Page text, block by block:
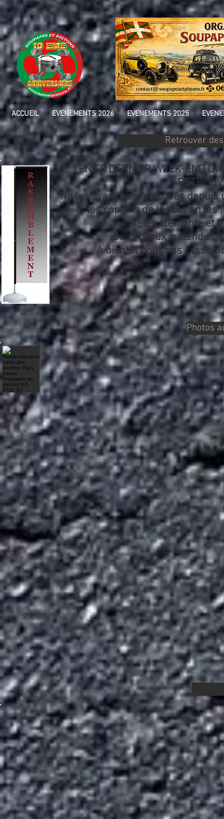
ACCUEIL EVENEMENTS 2026 EVENEMENTS 2025
Retrouver
EN CE DERNIER WEEK-END
Ne les ayant pas retrouvés
les copains de Viodos en
Météo clémente et
Deux bijoux inatendus,
A bientôt pour nos
Photos